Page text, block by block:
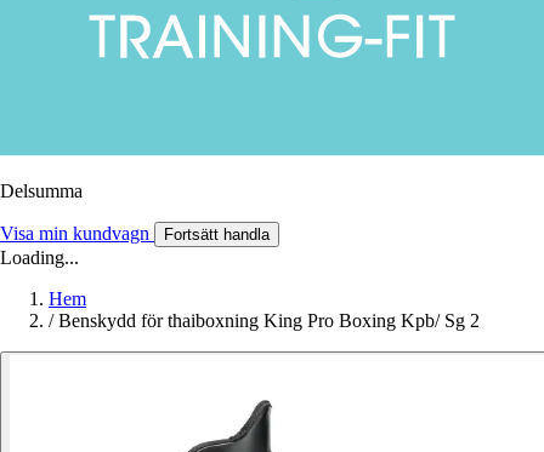
Delsumma
Visa min kundvagn Fortsätt handla
Loading...
Hem
/ Benskydd för thaiboxning King Pro Boxing Kpb/ Sg 2